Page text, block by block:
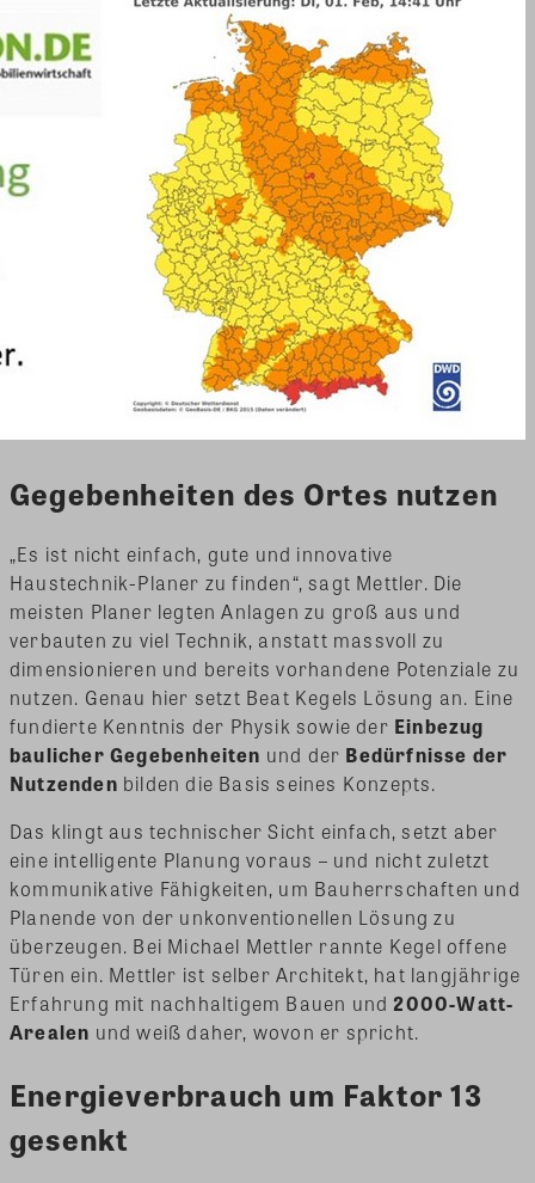
Gegebenheiten des Ortes nutzen
„Es ist nicht einfach, gute und innovative
Haustechnik-Planer zu finden“, sagt Mettler. Die
meisten Planer legten Anlagen zu groß aus und
verbauten zu viel Technik, anstatt massvoll zu
dimensionieren und bereits vorhandene Potenziale zu
nutzen. Genau hier setzt Beat Kegels Lösung an. Eine
fundierte Kenntnis der Physik sowie der Einbezug
baulicher Gegebenheiten und der Bedürfnisse der
Nutzenden bilden die Basis seines Konzepts.
Das klingt aus technischer Sicht einfach, setzt aber
eine intelligente Planung voraus – und nicht zuletzt
kommunikative Fähigkeiten, um Bauherrschaften und
Planende von der unkonventionellen Lösung zu
überzeugen. Bei Michael Mettler rannte Kegel offene
Türen ein. Mettler ist selber Architekt, hat langjährige
Erfahrung mit nachhaltigem Bauen und 2000-Watt-
Arealen und weiß daher, wovon er spricht.
Energieverbrauch um Faktor 13
gesenkt